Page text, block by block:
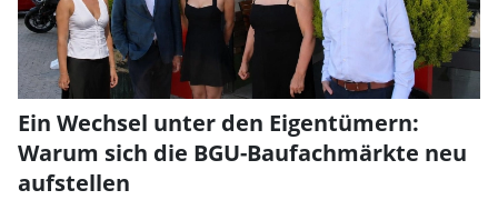
Ein Wechsel unter den Eigentümern:
Warum sich die BGU-Baufachmärkte neu
aufstellen